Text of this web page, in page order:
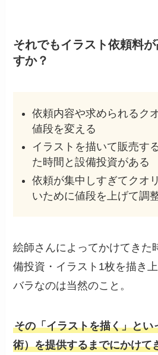
それでもイラスト依頼料
すか？
依頼内容や求められるク
値段を変える
イラストを描いて販売す
た時間と設備投資がある
依頼が集中しすぎてクオ
いために値段を上げて調
絵師さんによってかけてきた
備投資・イラスト1枚を描き
バラなのは当然のこと。
その「イラストを描く」とい
術）を提供するまでにかけて